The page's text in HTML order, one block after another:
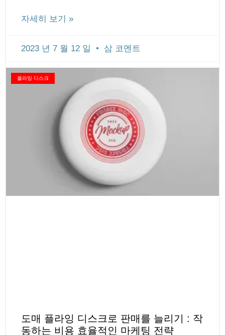
자세히 보기 »
2023 년 7 월 12 일 삼 코멘트
플라잉 디스크
도매 플라잉 디스크로 판매를 늘리기 : 작
동하는 비용 효율적인 마케팅 전략